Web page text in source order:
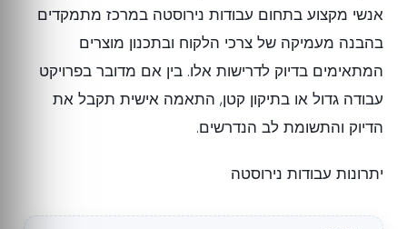
אנשי מקצוע בתחום עבודות נירוסטה במרכז מתמקדים
בהבנה מעמיקה של צרכי הלקוח ובתכנון מוצרים
המתאימים בדיוק לדרישות אלו. בין אם מדובר בפרויקט
עבודה גדול או בתיקון קטן, התאמה אישית תקבל את
הדיוק והתשומת לב הנדרשים.
יתרונות עבודות נירוסטה